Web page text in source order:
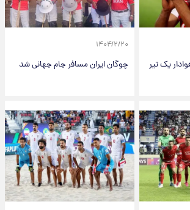
یک تیر
۱۴۰۴/۲/۲۰
چوگان ایران مسافر جام جهانی شد